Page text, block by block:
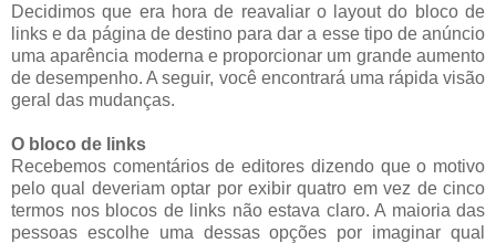
Decidimos que era hora de reavaliar o layout do bloco de
links e da página de destino para dar a esse tipo de anúncio
uma aparência moderna e proporcionar um grande aumento
de desempenho. A seguir, você encontrará uma rápida visão
geral das mudanças.
O bloco de links
Recebemos comentários de editores dizendo que o motivo
pelo qual deveriam optar por exibir quatro em vez de cinco
termos nos blocos de links não estava claro. A maioria das
pessoas escolhe uma dessas opções por imaginar qual